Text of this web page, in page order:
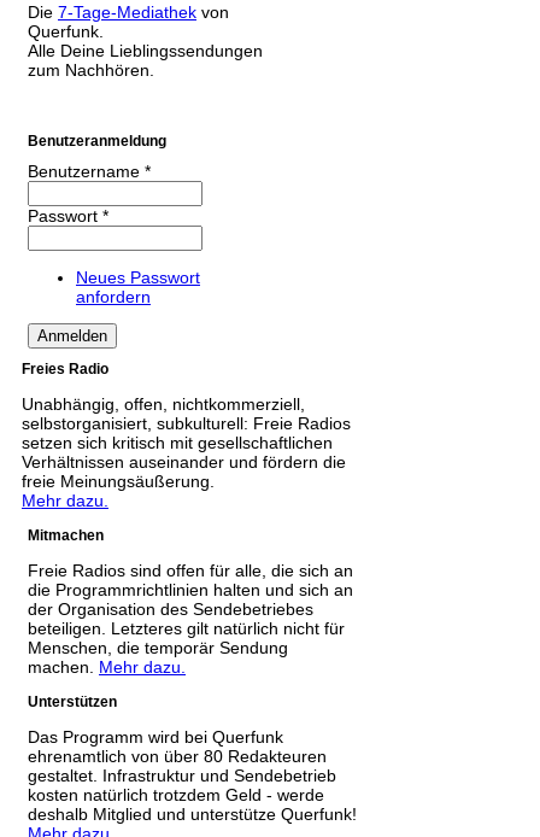
Die 7-Tage-Mediathek von
Querfunk.
Alle Deine Lieblingssendungen
zum Nachhören.
Benutzeranmeldung
Benutzername *
Passwort *
Neues Passwort
anfordern
Freies Radio
Unabhängig, offen, nichtkommerziell,
selbstorganisiert, subkulturell: Freie Radios
setzen sich kritisch mit gesellschaftlichen
Verhältnissen auseinander und fördern die
freie Meinungsäußerung.
Mehr dazu.
Mitmachen
Freie Radios sind offen für alle, die sich an
die Programmrichtlinien halten und sich an
der Organisation des Sendebetriebes
beteiligen. Letzteres gilt natürlich nicht für
Menschen, die temporär Sendung
machen. Mehr dazu.
Unterstützen
Das Programm wird bei Querfunk
ehrenamtlich von über 80 Redakteuren
gestaltet. Infrastruktur und Sendebetrieb
kosten natürlich trotzdem Geld - werde
deshalb Mitglied und unterstütze Querfunk!